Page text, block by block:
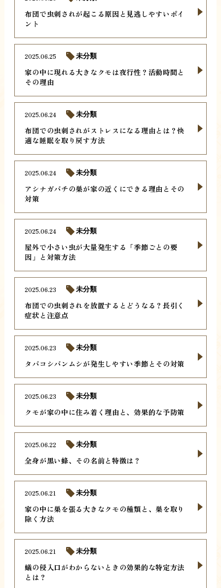
布団で虫刺されが起こる原因と見逃しやすいポイ
ント
家の中に現れる大きなクモは夜行性？活動時間と
その理由
2025.06.25 未分類
布団での虫刺されがストレスになる理由とは？快
適な睡眠を取り戻す方法
2025.06.24 未分類
アシナガバチの巣が家の近くにできる理由とその
対策
2025.06.24 未分類
屋外で小さい虫が大量発生する「季節ごとの要
因」と対策方法
2025.06.24 未分類
布団での虫刺されを放置するとどうなる？長引く
症状と注意点
2025.06.23 未分類
タバコシバンムシが発生しやすい季節とその対策
2025.06.23 未分類
クモが家の中に住み着く理由と、効果的な予防策
2025.06.23 未分類
全身が黒い蜂、その名前と特徴は？
2025.06.22 未分類
家の中に巣を張る大きなクモの種類と、巣を取り
除く方法
2025.06.21 未分類
蟻の侵入口がわからないときの効果的な特定方法
とは？
2025.06.21 未分類